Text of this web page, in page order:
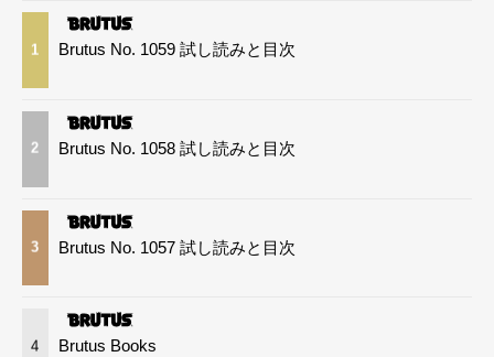
1 Brutus No. 1059 試し読みと目次
2 Brutus No. 1058 試し読みと目次
3 Brutus No. 1057 試し読みと目次
4 Brutus Books